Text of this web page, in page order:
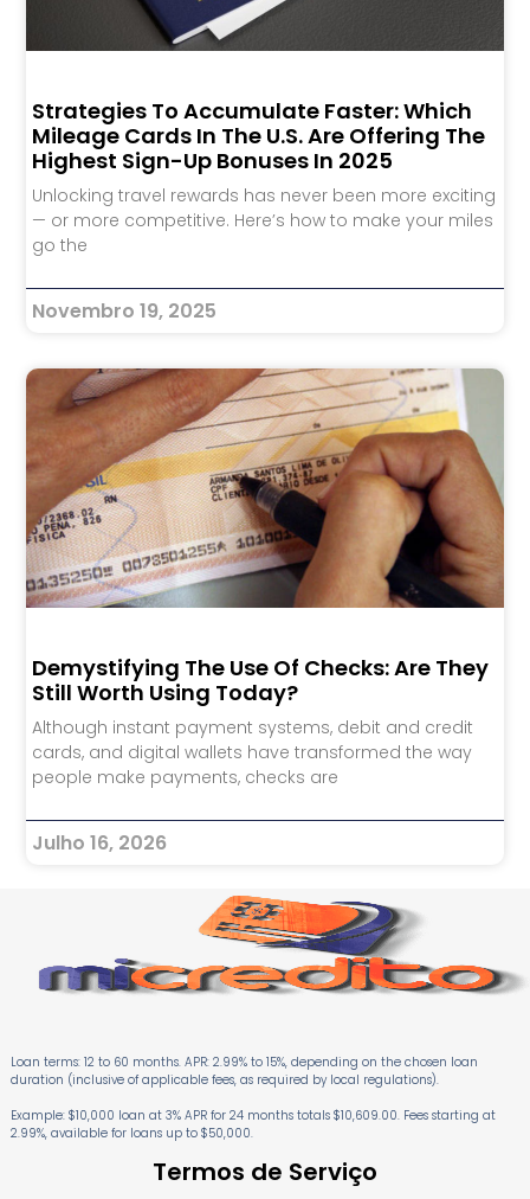
Strategies To Accumulate Faster: Which
Mileage Cards In The U.S. Are Offering The
Highest Sign-Up Bonuses In 2025
Unlocking travel rewards has never been more exciting
— or more competitive. Here’s how to make your miles
go the
Novembro 19, 2025
Demystifying The Use Of Checks: Are They
Still Worth Using Today?
Although instant payment systems, debit and credit
cards, and digital wallets have transformed the way
people make payments, checks are
Julho 16, 2026
Loan terms: 12 to 60 months. APR: 2.99% to 15%, depending on the chosen loan
duration (inclusive of applicable fees, as required by local regulations).
Example: $10,000 loan at 3% APR for 24 months totals $10,609.00. Fees starting at
2.99%, available for loans up to $50,000.
Termos de Serviço